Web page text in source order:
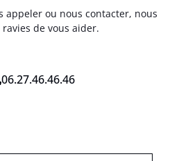
appeler ou nous contacter, nous
de vous aider.
06.27.46.46.46